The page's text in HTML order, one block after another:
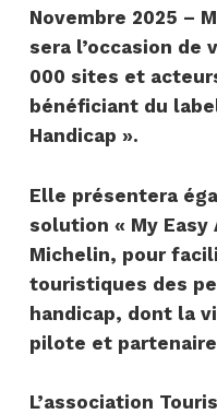
Novembre 2025 –
sera l’occasion de
000 sites et
bénéficiant du
Handicap ».
Elle présentera
solution « My
Michelin, pour
touristiques des
handicap, dont la
pilote et
L’association